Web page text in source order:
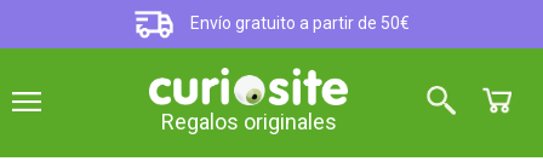
Envío gratuito a partir de 50€
Regalos originales